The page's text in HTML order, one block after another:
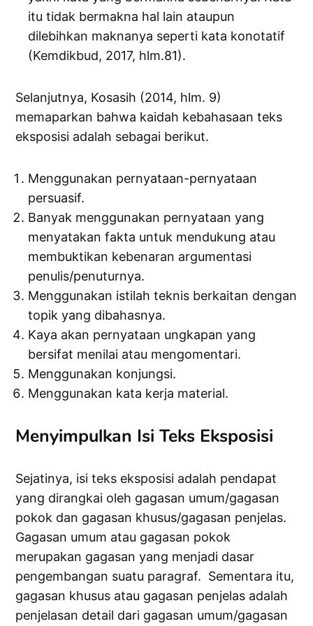
itu tidak bermakna hal lain ataupun
dilebihkan maknanya seperti kata konotatif
(Kemdikbud, 2017, hlm.81).
Selanjutnya, Kosasih (2014, hlm. 9)
memaparkan bahwa kaidah kebahasaan teks
eksposisi adalah sebagai berikut.
Menggunakan pernyataan-pernyataan
persuasif.
Banyak menggunakan pernyataan yang
menyatakan fakta untuk mendukung atau
membuktikan kebenaran argumentasi
penulis/penuturnya.
Menggunakan istilah teknis berkaitan dengan
topik yang dibahasnya.
Kaya akan pernyataan ungkapan yang
bersifat menilai atau mengomentari.
Menggunakan konjungsi.
Menggunakan kata kerja material.
Menyimpulkan Isi Teks Eksposisi
Sejatinya, isi teks eksposisi adalah pendapat
yang dirangkai oleh gagasan umum/gagasan
pokok dan gagasan khusus/gagasan penjelas.
Gagasan umum atau gagasan pokok
merupakan gagasan yang menjadi dasar
pengembangan suatu paragraf. Sementara itu,
gagasan khusus atau gagasan penjelas adalah
penjelasan detail dari gagasan umum/gagasan